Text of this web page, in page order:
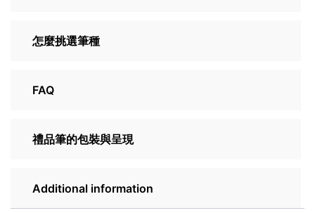
怎麼挑選筆種
FAQ
禮品筆的包裝與呈現
Additional information